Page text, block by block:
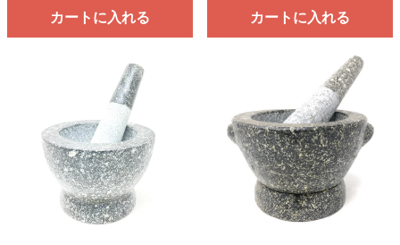
カートに入れる カートに入れる